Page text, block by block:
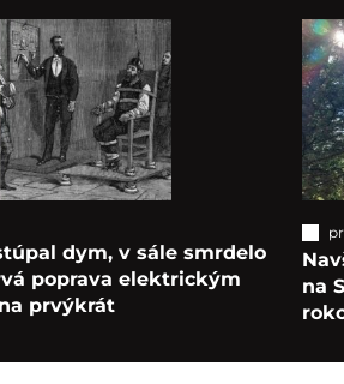
dym, v sále smrdelo
poprava elektrickým
prvýkrát
na